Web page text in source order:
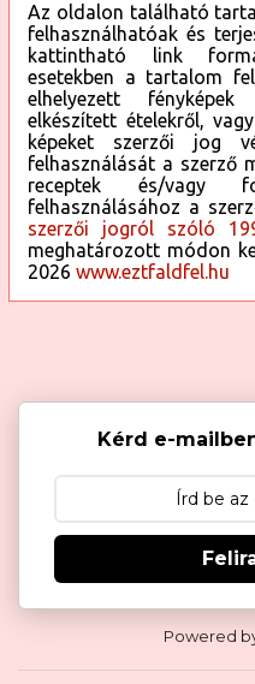
Az oldalon található
felhasználhatóak és
kattintható link
esetekben a tartalom
elhelyezett
elkészített ételekről,
képeket szerzői jog
felhasználását a szerző
receptek és/vagy
felhasználásához a
szerzői jogról szóló
meghatározott módon
2026 www.eztfaldfel.hu
Kérd e-
Powered